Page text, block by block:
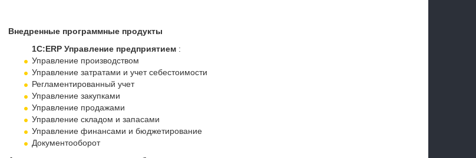
Внедренные программные продукты
1С:ERP Управление предприятием:
Управление производством
Управление затратами и учет себестоимости
Регламентированный учет
Управление закупками
Управление продажами
Управление складом и запасами
Управление финансами и бюджетирование
Документооборот